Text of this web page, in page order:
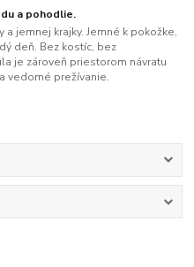
a pohodlie.
jemnej krajky. Jemné k pokožke,
deň. Bez kostíc, bez
je zároveň priestorom návratu
vedomé prežívanie.